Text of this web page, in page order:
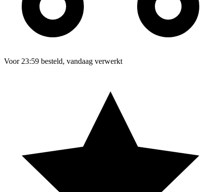
Voor 23:59 besteld, vandaag verwerkt